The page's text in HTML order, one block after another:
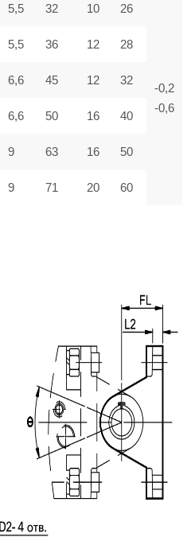
5,5 32 10 26
-0,2
-0,6
5,5 36 12 28
6,6 45 12 32
6,6 50 16 40
9 63 16 50
9 71 20 60